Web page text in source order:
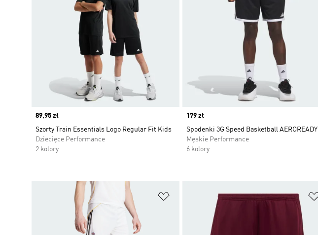
Price
89,95 zł
Szorty Train Essentials Logo Regular Fit Kids
Dziecięce Performance
2 kolory
Price
179 zł
Spodenki 3G Speed Basketball AEROREADY
Męskie Performance
6 kolory
Dodaj do listy życzeń